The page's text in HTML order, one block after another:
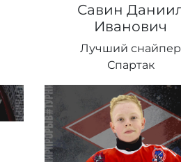
Савин
Иванович
Лучший снайпер
Спартак